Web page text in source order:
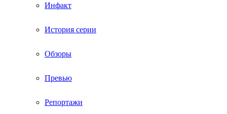
Инфакт
История серии
Обзоры
Превью
Репортажи